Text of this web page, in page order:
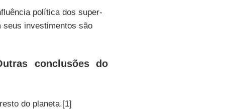
política dos super-
seus investimentos são
conclusões do
do planeta.[1]